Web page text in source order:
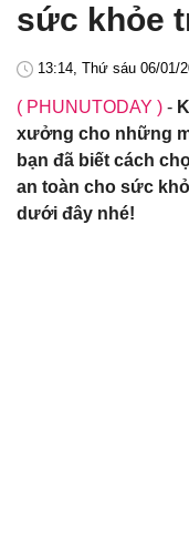
sức khỏe
13:14, Thứ sáu 06/01/
( PHUNUTODAY ) -
xưởng cho những
bạn đã biết cách
an toàn cho sức
dưới đây nhé!